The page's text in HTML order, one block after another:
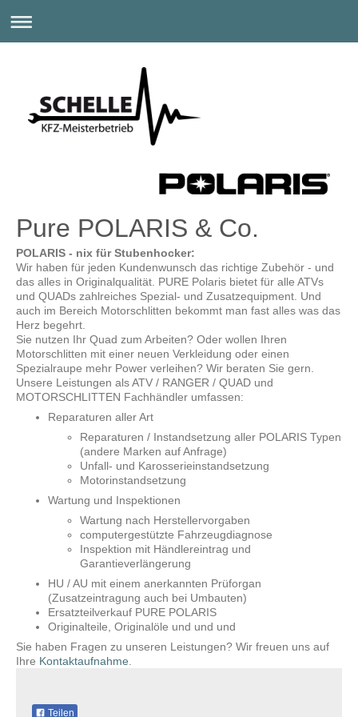
Pure POLARIS & Co.
POLARIS - nix für Stubenhocker:
Wir haben für jeden Kundenwunsch das richtige Zubehör - und
das alles in Originalqualität. PURE Polaris bietet für alle ATVs
und QUADs zahlreiches Spezial- und Zusatzequipment. Und
auch im Bereich Motorschlitten bekommt man fast alles was das
Herz begehrt.
Sie nutzen Ihr Quad zum Arbeiten? Oder wollen Ihren
Motorschlitten mit einer neuen Verkleidung oder einen
Spezialraupe mehr Power verleihen? Wir beraten Sie gern.
Unsere Leistungen als ATV / RANGER / QUAD und
MOTORSCHLITTEN Fachhändler umfassen:
Reparaturen aller Art
Reparaturen / Instandsetzung aller POLARIS Typen
(andere Marken auf Anfrage)
Unfall- und Karosserieinstandsetzung
Motorinstandsetzung
Wartung und Inspektionen
Wartung nach Herstellervorgaben
computergestützte Fahrzeugdiagnose
Inspektion mit Händlereintrag und
Garantieverlängerung
HU / AU mit einem anerkannten Prüforgan
(Zusatzeintragung auch bei Umbauten)
Ersatzteilverkauf PURE POLARIS
Originalteile, Originalöle und und und
Sie haben Fragen zu unseren Leistungen? Wir freuen uns auf
Ihre Kontaktaufnahme
Teilen